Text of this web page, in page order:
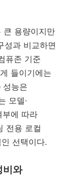
큰 용량이지만
과 비교하면
퓨존 기준
들이기에는
능은
모델·
부에 따라
전용 로컬
선택이다.
비와